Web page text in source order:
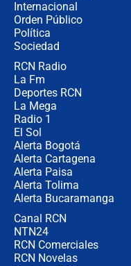
Internacional
Orden Público
Política
Sociedad
RCN Radio
La Fm
Deportes RCN
La Mega
Radio 1
El Sol
Alerta Bogotá
Alerta Cartagena
Alerta Paisa
Alerta Tolima
Alerta Bucaramanga
Canal RCN
NTN24
RCN Comerciales
RCN Novelas